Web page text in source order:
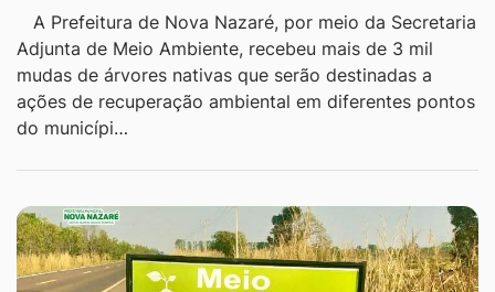
A Prefeitura de Nova Nazaré, por meio da Secretaria
Adjunta de Meio Ambiente, recebeu mais de 3 mil
mudas de árvores nativas que serão destinadas a
ações de recuperação ambiental em diferentes pontos
do municípi…